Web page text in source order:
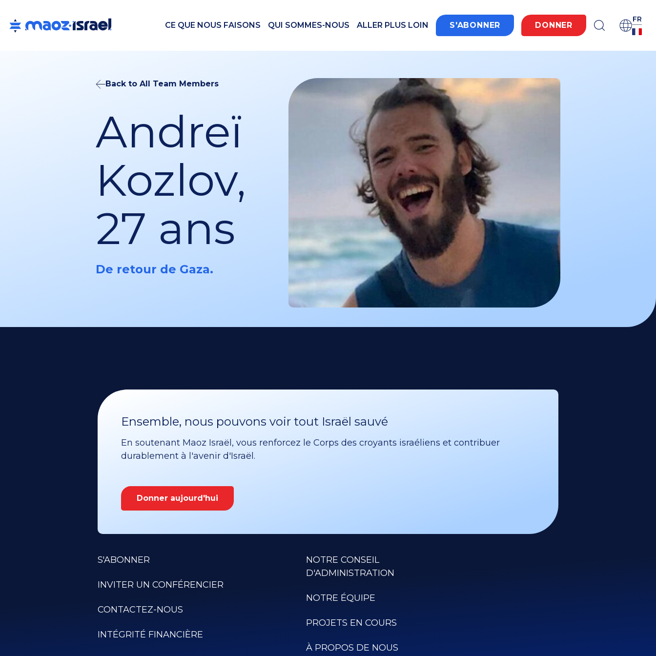
CE QUE NOUS FAISONS QUI SOMMES-NOUS ALLER PLUS LOIN S'ABONNER DONNER
FR
Back to All Team Members
Andreï
Kozlov,
27 ans
De retour de Gaza.
Ensemble, nous pouvons voir tout Israël sauvé
En soutenant Maoz Israël, vous renforcez le Corps des croyants israéliens et contribuer
durablement à l'avenir d'Israël.
Donner aujourd'hui
S'ABONNER
INVITER UN CONFÉRENCIER
CONTACTEZ-NOUS
INTÉGRITÉ FINANCIÈRE
NOTRE CONSEIL
D'ADMINISTRATION
NOTRE ÉQUIPE
PROJETS EN COURS
À PROPOS DE NOUS